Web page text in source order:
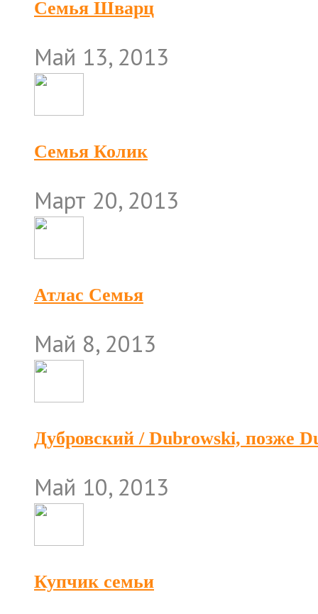
Семья Шварц
Май 13, 2013
Семья Колик
Март 20, 2013
Атлас Семья
Май 8, 2013
Дубровский / Dubrowski, позже
Май 10, 2013
Купчик семьи